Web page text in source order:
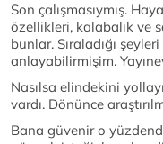
Son çalışmasıymış.
özellikleri, kalabalık ve
bunlar. Sıraladığı
anlayabilirmişim.
Nasılsa elindekini
vardı. Dönünce
Bana güvenir o